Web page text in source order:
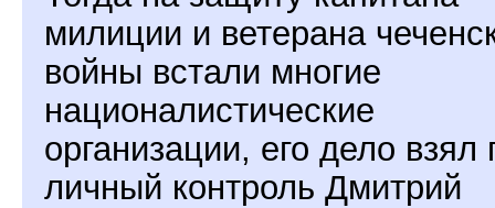
милиции и ветерана
войны встали многие
националистические
организации, его дело взял
личный контроль Дмитрий